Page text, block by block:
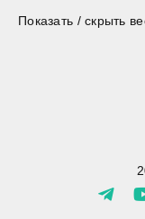
Показать / скрыть